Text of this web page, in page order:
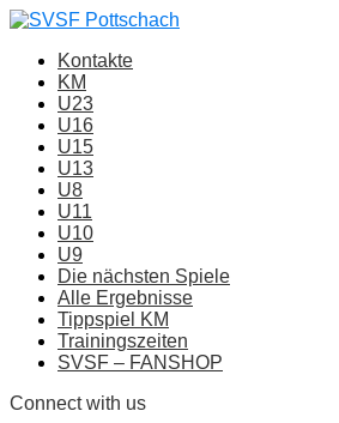
Kontakte
KM
U23
U16
U15
U13
U8
U11
U10
U9
Die nächsten Spiele
Alle Ergebnisse
Tippspiel KM
Trainingszeiten
SVSF – FANSHOP
Connect with us